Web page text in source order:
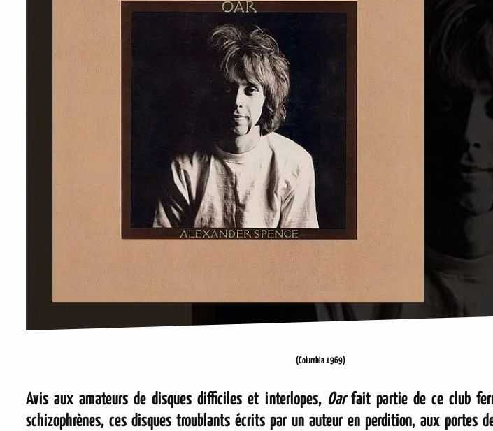
(Columbia 1969)
Avis aux amateurs de disques difficiles et interlopes, Oarfait partie de ce club
schizophrènes, ces disques troublants écrits par un auteur en perdition, aux portes